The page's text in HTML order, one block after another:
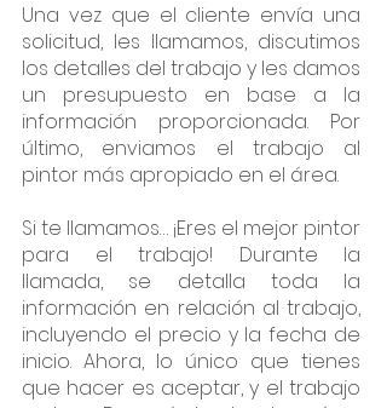
Una vez que el cliente envía una
solicitud, les llamamos, discutimos
los detalles del trabajo y les damos
un presupuesto en base a la
información proporcionada. Por
último, enviamos el trabajo al
pintor más apropiado en el área.
Si te llamamos… ¡Eres el mejor pintor
para el trabajo! Durante la
llamada, se detalla toda la
información en relación al trabajo,
incluyendo el precio y la fecha de
inicio. Ahora, lo único que tienes
que hacer es aceptar, y el trabajo